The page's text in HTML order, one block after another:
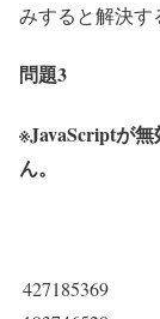
みすると解決す
問題3
※JavaScriptが
ん。
427185369